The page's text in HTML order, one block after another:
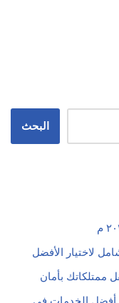
البحث
لاختيار الأفضل
ممتلكاتك بأمان
أفضل الخدمات في